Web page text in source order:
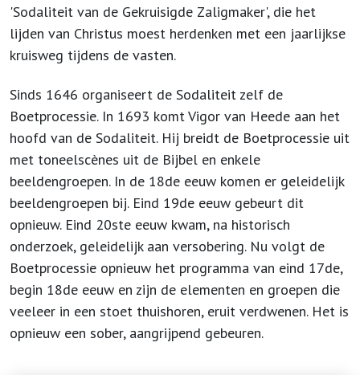
'Sodaliteit van de Gekruisigde Zaligmaker', die het
lijden van Christus moest herdenken met een jaarlijkse
kruisweg tijdens de vasten.
Sinds 1646 organiseert de Sodaliteit zelf de
Boetprocessie. In 1693 komt Vigor van Heede aan het
hoofd van de Sodaliteit. Hij breidt de Boetprocessie uit
met toneelscènes uit de Bijbel en enkele
beeldengroepen. In de 18de eeuw komen er geleidelijk
beeldengroepen bij. Eind 19de eeuw gebeurt dit
opnieuw. Eind 20ste eeuw kwam, na historisch
onderzoek, geleidelijk aan versobering. Nu volgt de
Boetprocessie opnieuw het programma van eind 17de,
begin 18de eeuw en zijn de elementen en groepen die
veeleer in een stoet thuishoren, eruit verdwenen. Het is
opnieuw een sober, aangrijpend gebeuren.